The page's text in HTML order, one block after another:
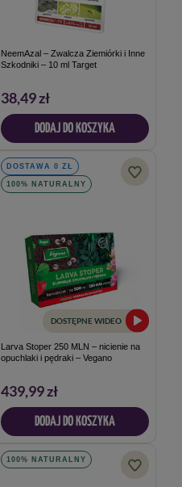
NeemAzal – Zwalcza Ziemiórki i Inne
Szkodniki – 10 ml Target
38,49 zł
DODAJ DO KOSZYKA
DOSTAWA 0 ZŁ
100% NATURALNY
DOSTĘPNE WIDEO
Larva Stoper 250 MLN – nicienie na
opuchlaki i pędraki – Vegano
439,99 zł
DODAJ DO KOSZYKA
100% NATURALNY